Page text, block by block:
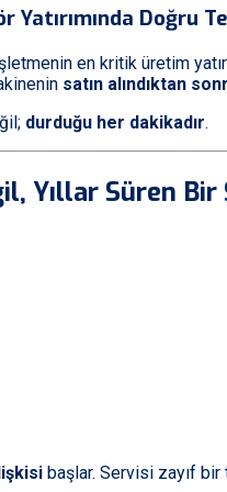
Doğru
en kritik üretim
satın alındıktan
durduğu her dakikadır.
Yıllar Süren
başlar. Servisi zayıf bir